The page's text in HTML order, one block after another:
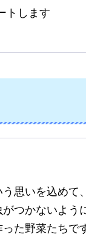
トします
思いを込めて
つかないよう
た野菜たちで